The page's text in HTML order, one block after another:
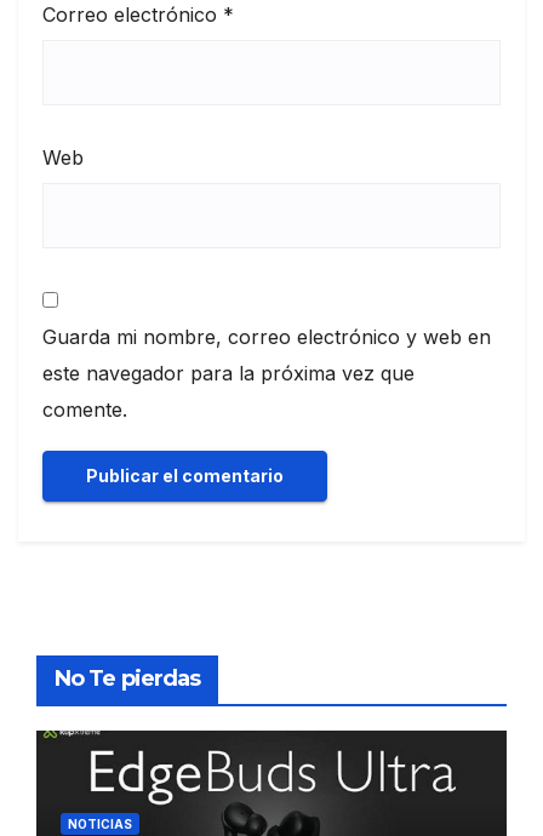
Correo electrónico *
Web
Guarda mi nombre, correo electrónico y web en
este navegador para la próxima vez que
comente.
No Te pierdas
NOTICIAS